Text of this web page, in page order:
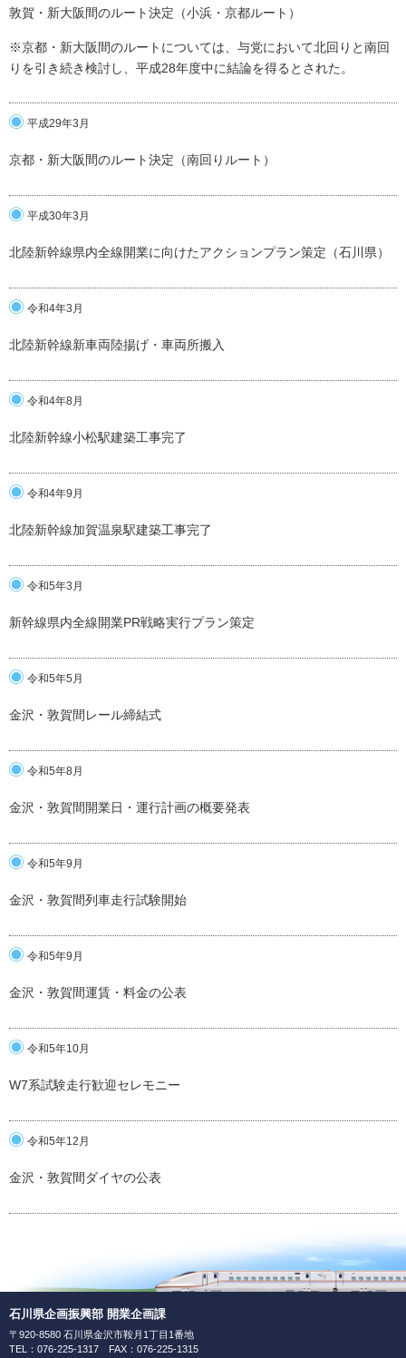
敦賀・新大阪間のルート決定（小浜・京都ルート）
※京都・新大阪間のルートについては、与党において北回りと南回
りを引き続き検討し、平成28年度中に結論を得るとされた。
平成29年3月
京都・新大阪間のルート決定（南回りルート）
平成30年3月
北陸新幹線県内全線開業に向けたアクションプラン策定（石川県）
令和4年3月
北陸新幹線新車両陸揚げ・車両所搬入
令和4年8月
北陸新幹線小松駅建築工事完了
令和4年9月
北陸新幹線加賀温泉駅建築工事完了
令和5年3月
新幹線県内全線開業PR戦略実行プラン策定
令和5年5月
金沢・敦賀間レール締結式
令和5年8月
金沢・敦賀間開業日・運行計画の概要発表
令和5年9月
金沢・敦賀間列車走行試験開始
令和5年9月
金沢・敦賀間運賃・料金の公表
令和5年10月
W7系試験走行歓迎セレモニー
令和5年12月
金沢・敦賀間ダイヤの公表
石川県企画振興部 開業企画課
〒920-8580 石川県金沢市鞍月1丁目1番地
TEL：076-225-1317 FAX：076-225-1315